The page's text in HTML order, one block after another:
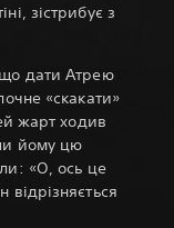
зістрибує з
дати Атрею
«скакати»
жарт ходив
йому цю
«О, ось це